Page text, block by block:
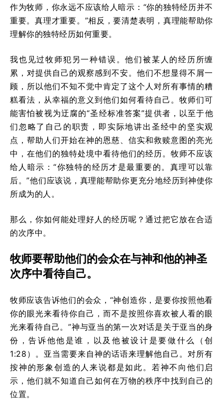
作为牧师，你永远不应该给人暗示：“你的独特经历并不
重要。真理才重要。”相反，要清楚表明，真理能帮助你
理解你的独特经历如何重要。
我也见过牧师犯另一种错误。他们被某人的经历所缠
累，对提供自己的观察感到不安。他们不想显得不屑一
顾，所以他们不知不觉中肯定了这个人对所有事情的糟
糕看法，从幸福的意义到他们如何看待自己。牧师们可
能害怕被视为迂腐的“圣经标准答案”提供者，以至于他
们忽略了自己的职责，即实际地讲出圣经中的坚实观
点，帮助人们开始在神的恩慈、信实和救赎意图的亮光
中，在他们的独特处境中看待他们的经历。牧师不应该
给人暗示：“你独特的经历才是最重要的。真理可以靠
后。”他们应该说，真理能帮助你更充分地经历到神使你
所成为的人。
那么，你如何能处理好人的经历呢？通过把它放在合适
的次序中。
牧师要帮助他们的会众在与神和他的神圣
次序中看待自己。
牧师应该告诉他们的会众，“神创造你，是要你按照他看
你的眼光来看待你自己，而不是按照你喜欢被人看的眼
光来看待自己。”神与亚当的第一次对话是关于亚当的身
份，告诉他他是谁，以及他被设计是要做什么（创
1:28）。亚当需要来自神的话语来理解他自己。对所有
按神的形象创造的人来说都是如此。若神不向他们启
示，他们就不知道自己如何在万物的秩序中找到自己的
位置。